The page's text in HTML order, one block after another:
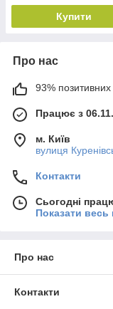
Купити
Про нас
93% позитивних
Працює з
м. Київ
вулиця
Контакти
Сьогодні
Показати весь
Про нас
Контакти